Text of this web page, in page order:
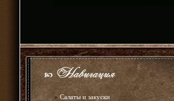
» Салаты и закуски